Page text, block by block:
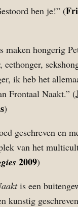
ben je!” (
maken hongerig
eethonger,
ik heb het
Frontaal Naakt.” (
)
geschreven en
van het
2009)
is een
kunstig